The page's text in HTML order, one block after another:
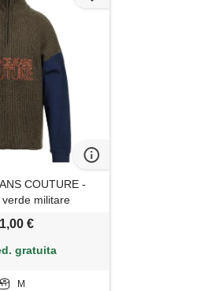
COUTURE -
militare
€
gratuita
M